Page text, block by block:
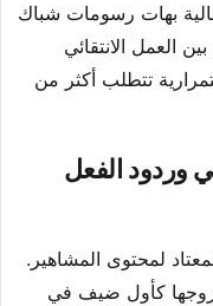
بهات رسومات شباك
العمل الانتقائي
تتطلب أكثر من
وردود الفعل
لمحتوى المشاهير.
زوجها كأول ضيف في